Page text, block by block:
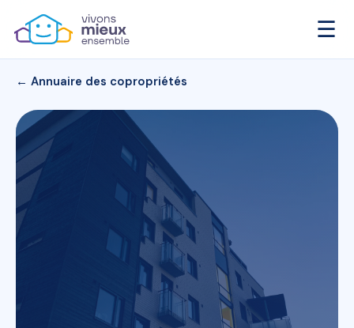
☰
← Annuaire des copropriétés